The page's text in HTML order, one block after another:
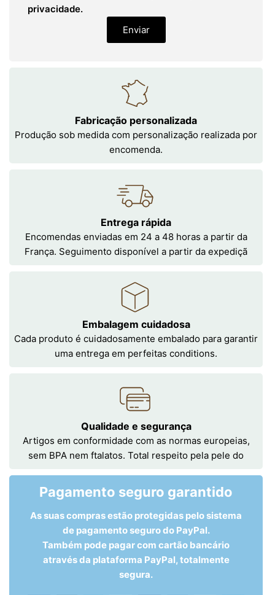
privacidade.
Enviar
Fabricação personalizada
Produção sob medida com personalização realizada por
encomenda.
Entrega rápida
Encomendas enviadas em 24 a 48 horas a partir da
França. Seguimento disponível a partir da expediçã
Embalagem cuidadosa
Cada produto é cuidadosamente embalado para garantir
uma entrega em perfeitas conditions.
Qualidade e segurança
Artigos em conformidade com as normas europeias,
sem BPA nem ftalatos. Total respeito pela pele do
Pagamento seguro garantido
As suas compras estão protegidas pelo sistema
de pagamento seguro do PayPal.
Também pode pagar com cartão bancário
através da plataforma PayPal, totalmente
segura.